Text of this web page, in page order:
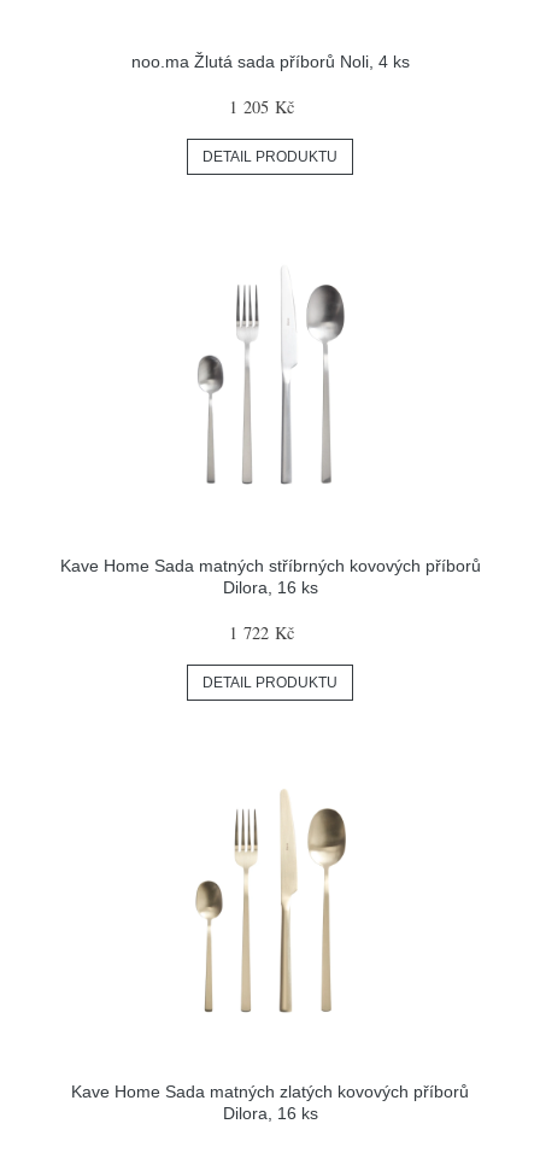
noo.ma Žlutá sada příborů Noli, 4 ks
1 205 Kč
DETAIL PRODUKTU
Kave Home Sada matných stříbrných kovových příborů
Dilora, 16 ks
1 722 Kč
DETAIL PRODUKTU
Kave Home Sada matných zlatých kovových příborů
Dilora, 16 ks